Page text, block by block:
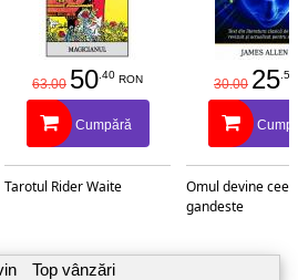
63.00 50 .40 RON
Cumpără
Tarotul Rider Waite
30.00 25 .50
Omul devine
gandeste
Top vânzări